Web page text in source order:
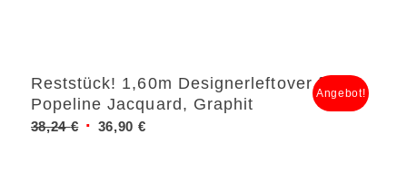
Reststück! 1,60m Designerleftover feine
Popeline Jacquard, Graphit
38,24€ Ursprünglicher
36,90 €Aktueller
Angebot!